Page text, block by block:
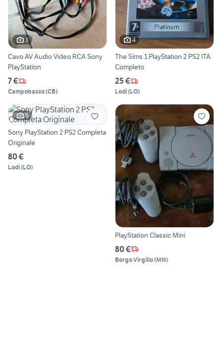
3
Cavo AV Audio Video RCA Sony
PlayStation
7 €
Campobasso(CB)
4
The Sims 1 PlayStation 2 PS2 ITA
Completo
25 €
Lodi(LO)
5
Sony PlayStation 2 PS2 Completa
Originale
80 €
Lodi(LO)
PlayStation Classic Mini
80 €
Borgo Virgilio(MN)